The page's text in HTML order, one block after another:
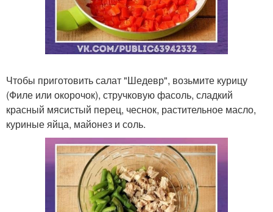
Чтобы приготовить салат "Шедевр", возьмите курицу
(Филе или окорочок), стручковую фасоль, сладкий
красный мясистый перец, чеснок, растительное масло,
куриные яйца, майонез и соль.